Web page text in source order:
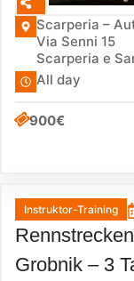
Scarperia –
Via Senni 15
Scarperia e
All day
900€
Instruktor-Training
Grobnik – 3